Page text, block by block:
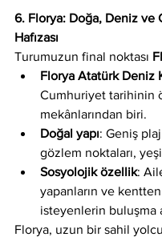
6. Florya: Doğa, Deniz ve
Hafızası
Turumuzun final noktası
Florya Atatürk Deniz
Cumhuriyet tarihinin
mekânlarından biri.
Doğal yapı: Geniş
gözlem noktaları,
Sosyolojik özellik:
yapanların ve
isteyenlerin buluşma
Florya, uzun bir sahil